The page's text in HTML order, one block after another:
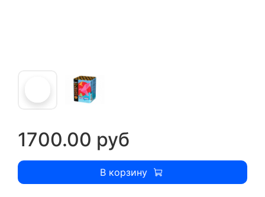
1700.00 руб
В корзину